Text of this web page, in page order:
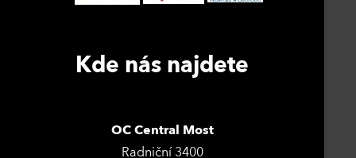
Kde nás najdete
OC Central Most
Radniční 3400